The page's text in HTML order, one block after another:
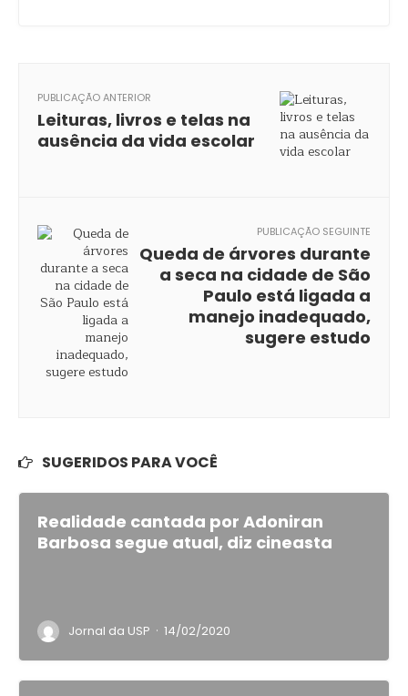
PUBLICAÇÃO ANTERIOR
Leituras, livros e telas na
ausência da vida escolar
PUBLICAÇÃO SEGUINTE
Queda de árvores durante
a seca na cidade de São
Paulo está ligada a
manejo inadequado,
sugere estudo
SUGERIDOS PARA VOCÊ
Realidade cantada por Adoniran
Barbosa segue atual, diz cineasta
Jornal da USP · 14/02/2020